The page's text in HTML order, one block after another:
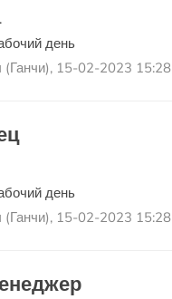
день
(Ганчи), 15-02-2023 15:28
день
(Ганчи), 15-02-2023 15:28